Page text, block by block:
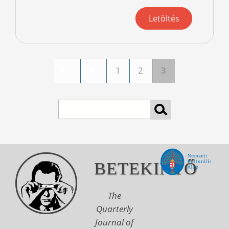
Letöltés
1 2 3
BETEKINTŐ
The
Quarterly
Journal of